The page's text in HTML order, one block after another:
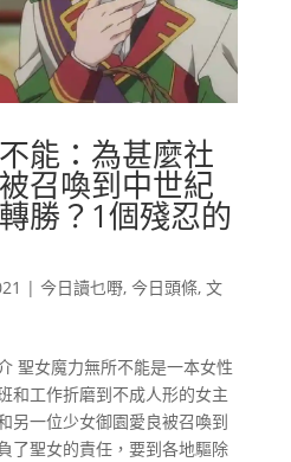
能：為甚麼社
召喚到中世紀
勝？1個殘忍的
| 今日讀乜嘢, 今日頭條, 文
聖女魔力無所不能是一本女性
和工作折磨到不成人形的女主
另一位少女御園愛良被召喚到
了聖女的責任，要到各地驅除